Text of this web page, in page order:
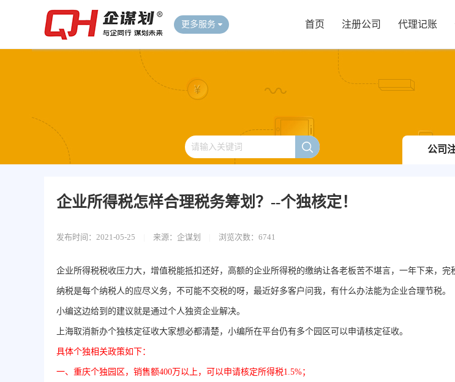
更多服务 首页 注册公司 代理记账
公司
企业所得税怎样合理税务筹划？--个独核定！
发布时间：2021-05-25 来源：企谋划 浏览次数：6741
企业所得税税收压力大，增值税能抵扣还好，高额的企业所得税的缴纳让各老板苦不堪言，一年下来，
纳税是每个纳税人的应尽义务，不可能不交税的呀，最近好多客户问我，有什么办法能为企业合理节税。
小编这边给到的建议就是通过个人独资企业解决。
上海取消新办个独核定征收大家想必都清楚，小编所在平台仍有多个园区可以申请核定征收。
具体个独相关政策如下：
一、重庆个独园区，销售额400万以上，可以申请核定所得税1.5%；